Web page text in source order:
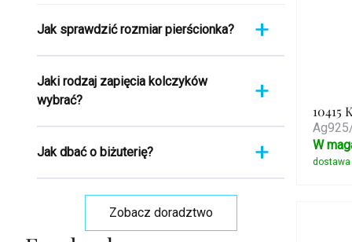
Jak sprawdzić rozmiar pierścionka?
proces. Aby poznać jego rozmiar,
weź linijkę i przyłóż ją bezpośrednio
na jego średnicy WEWNĘTRZNEJ -
czyli odległości od jednej krawędzi
wewnętrznej do drugiej.
Przykładowo, jeśli mierzysz 1,7 cm,
oznacza to, że Twój pierścionek ma
Jaki rodzaj zapięcia kolczyków
wybrać?
kolczyków, weź pod uwagę wygodę,
Kolczyki srebrne zazwyczaj
posiadają klasyczne zaczepy, które
są proste i wygodne. Kolczyki stałe
Jak dbać o biżuterię?
osobistego stylu i gustu, ale często
Zobacz doradztwo
10415
W